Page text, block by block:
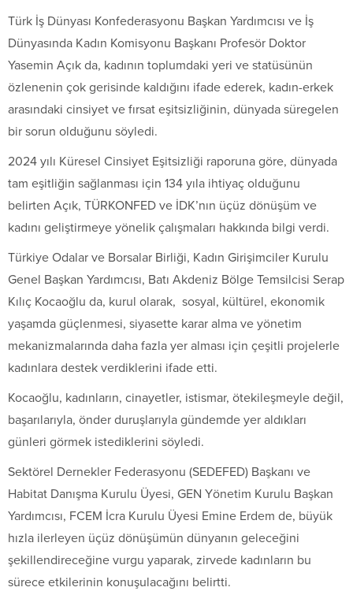
Türk İş Dünyası Konfederasyonu Başkan Yardımcısı ve İş
Dünyasında Kadın Komisyonu Başkanı Profesör Doktor
Yasemin Açık da, kadının toplumdaki yeri ve statüsünün
özlenenin çok gerisinde kaldığını ifade ederek, kadın-erkek
arasındaki cinsiyet ve fırsat eşitsizliğinin, dünyada süregelen
bir sorun olduğunu söyledi.
2024 yılı Küresel Cinsiyet Eşitsizliği raporuna göre, dünyada
tam eşitliğin sağlanması için 134 yıla ihtiyaç olduğunu
belirten Açık, TÜRKONFED ve İDK’nın üçüz dönüşüm ve
kadını geliştirmeye yönelik çalışmaları hakkında bilgi verdi.
Türkiye Odalar ve Borsalar Birliği, Kadın Girişimciler Kurulu
Genel Başkan Yardımcısı, Batı Akdeniz Bölge Temsilcisi Serap
Kılıç Kocaoğlu da, kurul olarak, sosyal, kültürel, ekonomik
yaşamda güçlenmesi, siyasette karar alma ve yönetim
mekanizmalarında daha fazla yer alması için çeşitli projelerle
kadınlara destek verdiklerini ifade etti.
Kocaoğlu, kadınların, cinayetler, istismar, ötekileşmeyle değil,
başarılarıyla, önder duruşlarıyla gündemde yer aldıkları
günleri görmek istediklerini söyledi.
Sektörel Dernekler Federasyonu (SEDEFED) Başkanı ve
Habitat Danışma Kurulu Üyesi, GEN Yönetim Kurulu Başkan
Yardımcısı, FCEM İcra Kurulu Üyesi Emine Erdem de, büyük
hızla ilerleyen üçüz dönüşümün dünyanın geleceğini
şekillendireceğine vurgu yaparak, zirvede kadınların bu
sürece etkilerinin konuşulacağını belirtti.